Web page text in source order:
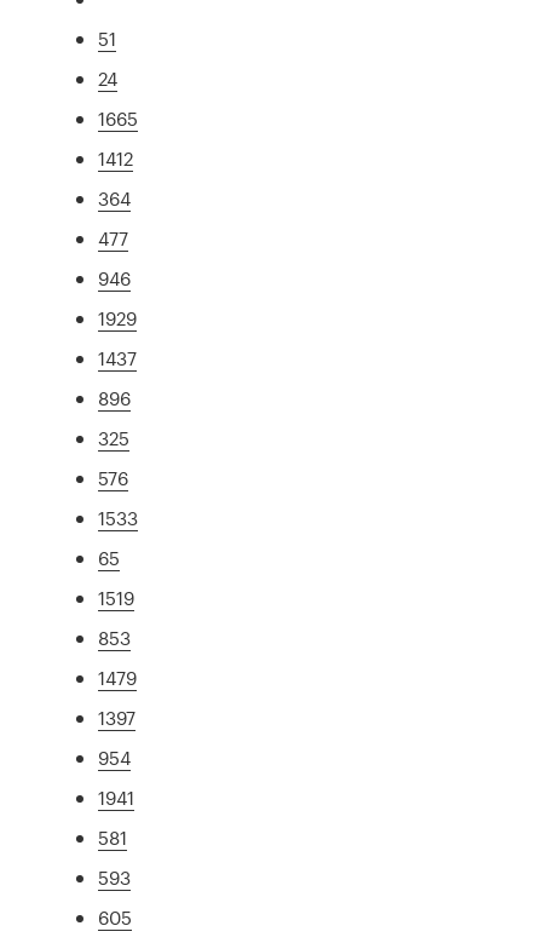
51
24
1665
1412
364
477
946
1929
1437
896
325
576
1533
65
1519
853
1479
1397
954
1941
581
593
605